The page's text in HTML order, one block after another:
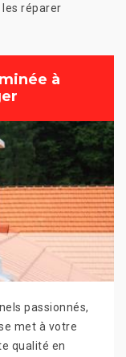
réparer
à
passionnés,
met à votre
qualité en